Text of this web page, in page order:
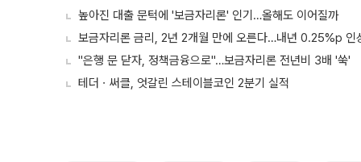
높아진 대출 문턱에 '보금자리론' 인기…올해도 이어질까
보금자리론 금리, 2년 2개월 만에 오른다…내년 0.25%p 인
"은행 문 닫자, 정책금융으로"…보금자리론 전년비 3배 '쑥'
테더ㆍ써클, 엇갈린 스테이블코인 2분기 실적